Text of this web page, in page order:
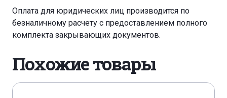
Оплата для юридических лиц производится по
безналичному расчету с предоставлением полного
комплекта закрывающих документов.
Похожие товары